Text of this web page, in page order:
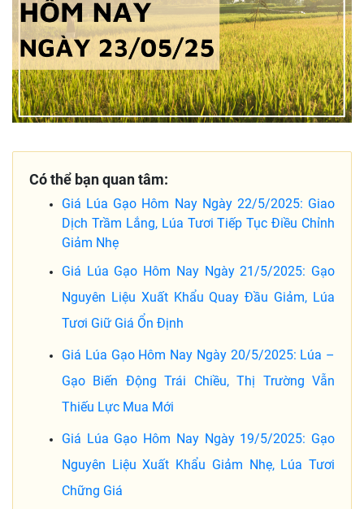
Có thể bạn quan tâm:
Giá Lúa Gạo Hôm Nay Ngày 22/5/2025: Giao
Dịch Trầm Lắng, Lúa Tươi Tiếp Tục Điều Chỉnh
Giảm Nhẹ
Giá Lúa Gạo Hôm Nay Ngày 21/5/2025: Gạo
Nguyên Liệu Xuất Khẩu Quay Đầu Giảm, Lúa
Tươi Giữ Giá Ổn Định
Giá Lúa Gạo Hôm Nay Ngày 20/5/2025: Lúa –
Gạo Biến Động Trái Chiều, Thị Trường Vẫn
Thiếu Lực Mua Mới
Giá Lúa Gạo Hôm Nay Ngày 19/5/2025: Gạo
Nguyên Liệu Xuất Khẩu Giảm Nhẹ, Lúa Tươi
Chững Giá